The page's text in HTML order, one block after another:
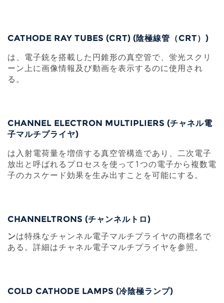
CATHODE RAY TUBES (CRT) (陰極線管（CRT）)
は、電子銃を搭載した円錐形の真空管で、蛍光スクリ
ーン上に画像情報及び動画を表示するのに使用され
る。
CHANNEL ELECTRON MULTIPLIERS (チャネル電
子マルチプライヤ)
は入射電荷量を増倍する真空管構造であり、二次電子
放出と呼ばれるプロセスを使って1つの電子から複数電
子のカスケード効果を生み出すことを可能にする。
CHANNELTRONS (チャンネルトロ)
ンは特殊なチャンネル電子マルチプライヤの商標名で
ある。詳細はチャネル電子マルチプライヤを参照。
COLD CATHODE LAMPS (冷陰極ランプ)